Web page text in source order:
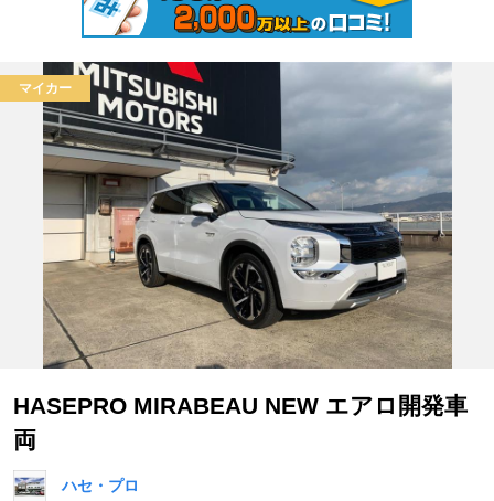
マイカー
HASEPRO MIRABEAU NEW エアロ開発車
両
ハセ・プロ